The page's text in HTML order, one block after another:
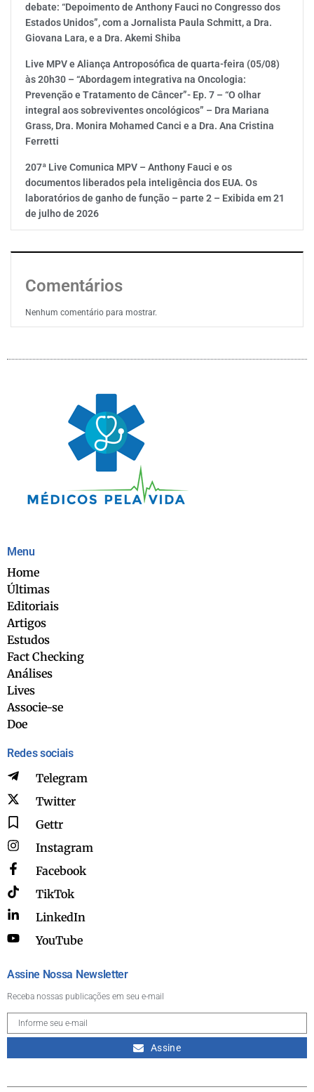
debate: “Depoimento de Anthony Fauci no Congresso dos
Estados Unidos”, com a Jornalista Paula Schmitt, a Dra.
Giovana Lara, e a Dra. Akemi Shiba
Live MPV e Aliança Antroposófica de quarta-feira (05/08)
às 20h30 – “Abordagem integrativa na Oncologia:
Prevenção e Tratamento de Câncer”- Ep. 7 – “O olhar
integral aos sobreviventes oncológicos” – Dra Mariana
Grass, Dra. Monira Mohamed Canci e a Dra. Ana Cristina
Ferretti
207ª Live Comunica MPV – Anthony Fauci e os
documentos liberados pela inteligência dos EUA. Os
laboratórios de ganho de função – parte 2 – Exibida em 21
de julho de 2026
Comentários
Nenhum comentário para mostrar.
Menu
Home
Últimas
Editoriais
Artigos
Estudos
Fact Checking
Análises
Lives
Associe-se
Doe
Redes sociais
Telegram
Twitter
Gettr
Instagram
Facebook
TikTok
LinkedIn
YouTube
Assine Nossa Newsletter
Receba nossas publicações em seu e-mail
Assine